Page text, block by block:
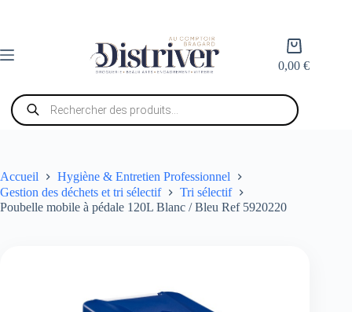
Panier
d’achat
0,00€
Recherche
de
produits
Accueil
Hygiène & Entretien Professionnel
Gestion des déchets et tri sélectif
Tri sélectif
Poubelle mobile à pédale 120L Blanc / Bleu Ref 5920220